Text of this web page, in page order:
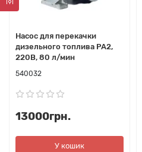
Насос для перекачки
дизельного топлива PA2,
220В, 80 л/мин
540032
13000грн.
У кошик